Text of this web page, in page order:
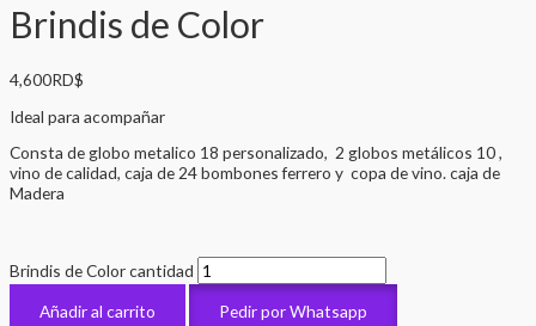
Brindis de Color
4,600RD$
Ideal para acompañar
Consta de globo metalico 18 personalizado, 2 globos metálicos 10 ,
vino de calidad, caja de 24 bombones ferrero y copa de vino. caja de
Madera
Brindis de Color cantidad
Añadir al carrito
Pedir por Whatsapp